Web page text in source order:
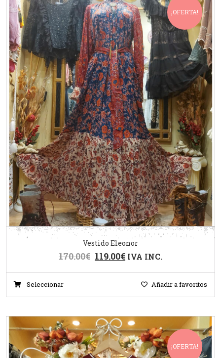
¡OFERTA!
Vestido Eleonor
170.00€ 119.00€ IVA INC.
Seleccionar Añadir a favoritos
¡OFERTA!